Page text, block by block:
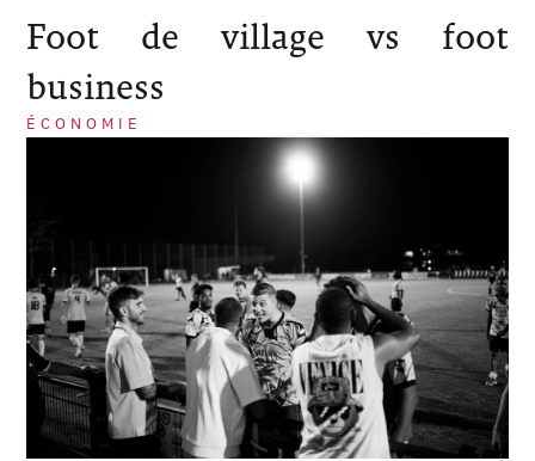
Foot de village vs foot
business
ÉCONOMIE